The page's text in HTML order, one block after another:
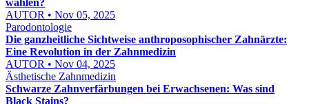
wählen?
AUTOR • Nov 05, 2025
Parodontologie
Die ganzheitliche Sichtweise anthroposophischer Zahnärzte:
Eine Revolution in der Zahnmedizin
AUTOR • Nov 04, 2025
Ästhetische Zahnmedizin
Schwarze Zahnverfärbungen bei Erwachsenen: Was sind
Black Stains?